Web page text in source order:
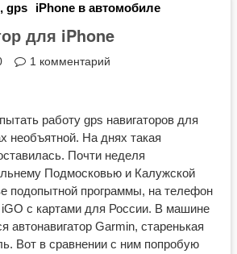
gps iPhone в автомобиле
для iPhone
1 комментарий
работу gps навигаторов для
необъятной. На днях такая
Почти неделя
Подмосковью и Калужской
подопытной программы, на телефон
с картами для России. В машине
автонавигатор Garmin, старенькая
Вот в сравнении с ним попробую